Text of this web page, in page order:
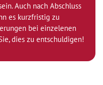
Auch nach Abschluss
es kurzfristig zu
bei einzelenen
dies zu entschuldigen!